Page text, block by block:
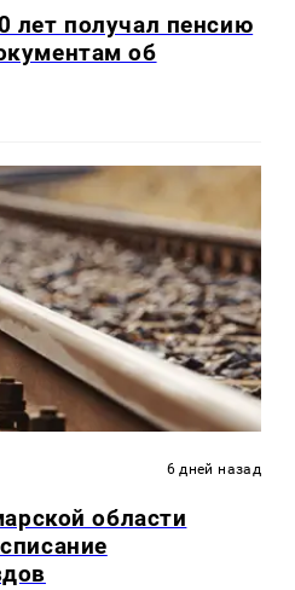
получал пенсию
об
6 дней назад
области